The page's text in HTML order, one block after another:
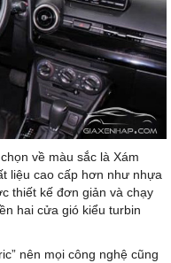
về màu sắc là Xám
liệu cao cấp hơn như nhựa
thiết kế đơn giản và chạy
hai cửa gió kiểu turbin
nên mọi công nghệ cũng